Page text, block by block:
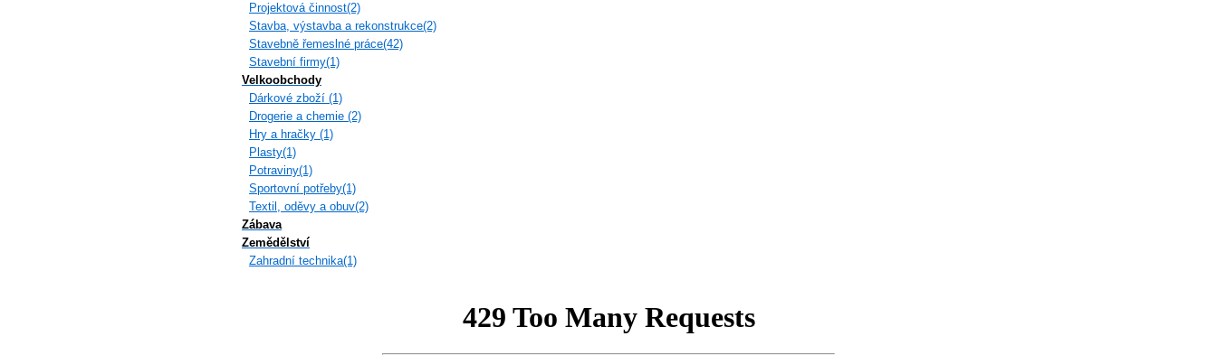
Projektová činnost(2)
Stavba, výstavba a rekonstrukce(2)
Stavebně řemeslné práce(42)
Stavební firmy(1)
Velkoobchody
Dárkové zboží (1)
Drogerie a chemie (2)
Hry a hračky (1)
Plasty(1)
Potraviny(1)
Sportovní potřeby(1)
Textil, oděvy a obuv(2)
Zábava
Zemědělství
Zahradní technika(1)